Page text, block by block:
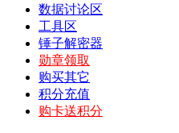
数据讨论区
工具区
锤子解密器
勋章领取
购买其它
积分充值
购卡送积分